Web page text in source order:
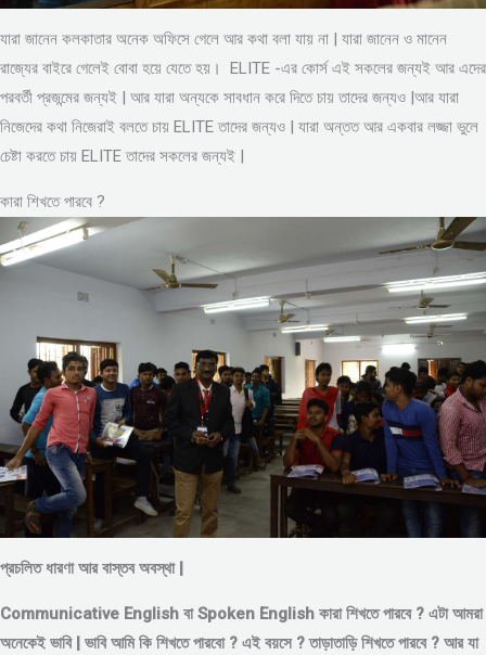
যারা জানেন কলকাতার অনেক অফিসে গেলে আর কথা বলা যায় না | যারা জানেন ও মানেন
রাজ্যের বাইরে গেলেই বোবা হয়ে যেতে হয়। ELITE -এর কোর্স এই সকলের জন্যই আর এদের
পরবর্তী প্রজন্মের জন্যই | আর যারা অন্যকে সাবধান করে দিতে চায় তাদের জন্যও |আর যারা
নিজেদের কথা নিজেরাই বলতে চায় ELITE তাদের জন্যও | যারা অন্তত আর একবার লজ্জা ভুলে
চেষ্টা করতে চায় ELITE তাদের সকলের জন্যই |
কারা শিখতে পারবে ?
প্রচলিত ধারণা আর বাস্তব অবস্থা |
Communicative English বা Spoken English কারা শিখতে পারবে ? এটা আমরা
অনেকেই ভাবি | ভাবি আমি কি শিখতে পারবো ? এই বয়সে ?তাড়াতাড়ি শিখতে পারবে ? আর যা